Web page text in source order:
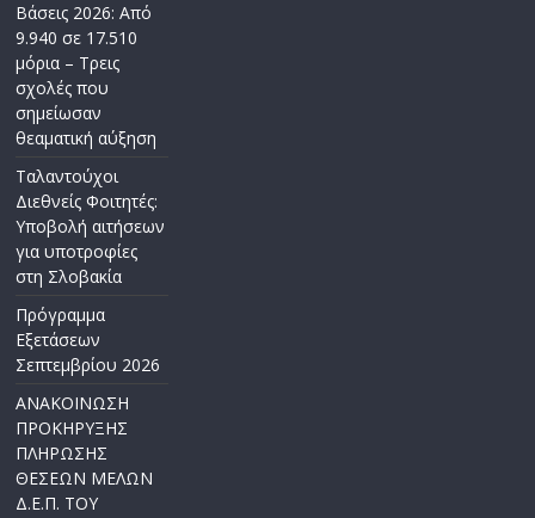
Βάσεις 2026: Από
9.940 σε 17.510
μόρια – Τρεις
σχολές που
σημείωσαν
θεαματική αύξηση
Ταλαντούχοι
Διεθνείς Φοιτητές:
Υποβολή αιτήσεων
για υποτροφίες
στη Σλοβακία
Πρόγραμμα
Εξετάσεων
Σεπτεμβρίου 2026
ΑΝΑΚΟΙΝΩΣΗ
ΠΡΟΚΗΡΥΞΗΣ
ΠΛΗΡΩΣΗΣ
ΘΕΣΕΩΝ ΜΕΛΩΝ
Δ.Ε.Π. ΤΟΥ